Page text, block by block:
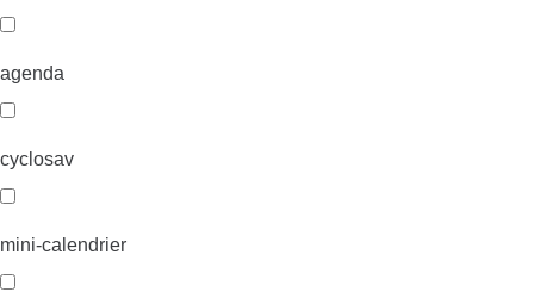
agenda
cyclosav
mini-calendrier